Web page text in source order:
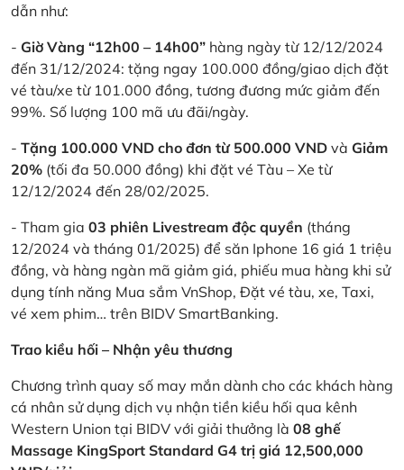
dẫn như:
- Giờ Vàng “12h00 – 14h00” hàng ngày từ 12/12/2024
đến 31/12/2024: tặng ngay 100.000 đồng/giao dịch đặt
vé tàu/xe từ 101.000 đồng, tương đương mức giảm đến
99%. Số lượng 100 mã ưu đãi/ngày.
- Tặng 100.000 VND cho đơn từ 500.000 VND và Giảm
20% (tối đa 50.000 đồng) khi đặt vé Tàu – Xe từ
12/12/2024 đến 28/02/2025.
- Tham gia 03 phiên Livestream độc quyền (tháng
12/2024 và tháng 01/2025) để săn Iphone 16 giá 1 triệu
đồng, và hàng ngàn mã giảm giá, phiếu mua hàng khi sử
dụng tính năng Mua sắm VnShop, Đặt vé tàu, xe, Taxi,
vé xem phim… trên BIDV SmartBanking.
Trao kiều hối – Nhận yêu thương
Chương trình quay số may mắn dành cho các khách hàng
cá nhân sử dụng dịch vụ nhận tiền kiều hối qua kênh
Western Union tại BIDV với giải thưởng là 08 ghế
Massage KingSport Standard G4 trị giá 12,500,000